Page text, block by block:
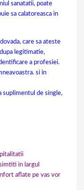
sanatatii, poate
sa calatoreasca in
care sa ateste
legitimatie,
a profesiei.
si in
suplimentul de single,
in largul
aflate pe vas vor